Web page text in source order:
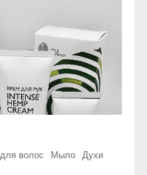
волос Мыло Духи